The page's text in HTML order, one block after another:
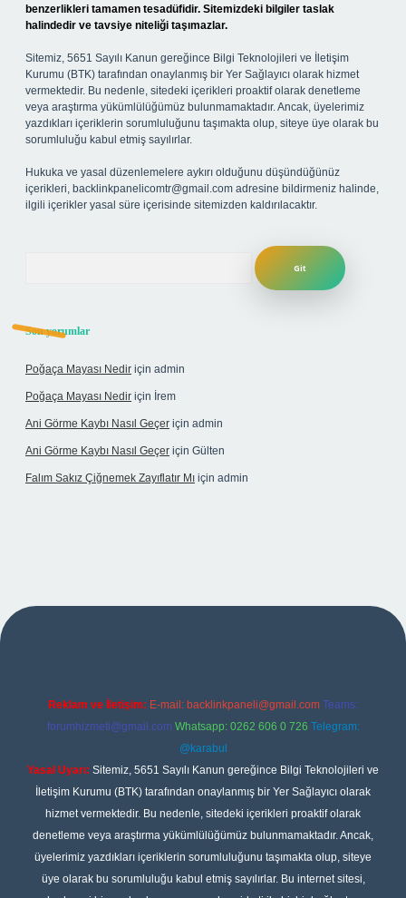
benzerlikleri tamamen tesadüfidir. Sitemizdeki bilgiler taslak
halindedir ve tavsiye niteliği taşımazlar.
Sitemiz, 5651 Sayılı Kanun gereğince Bilgi Teknolojileri ve İletişim
Kurumu (BTK) tarafından onaylanmış bir Yer Sağlayıcı olarak hizmet
vermektedir. Bu nedenle, sitedeki içerikleri proaktif olarak denetleme
veya araştırma yükümlülüğümüz bulunmamaktadır. Ancak, üyelerimiz
yazdıkları içeriklerin sorumluluğunu taşımakta olup, siteye üye olarak bu
sorumluluğu kabul etmiş sayılırlar.
Hukuka ve yasal düzenlemelere aykırı olduğunu düşündüğünüz
içerikleri, backlinkpanelicomtr@gmail.com adresine bildirmeniz halinde,
ilgili içerikler yasal süre içerisinde sitemizden kaldırılacaktır.
Son yorumlar
Poğaça Mayası Nedir için admin
Poğaça Mayası Nedir için İrem
Ani Görme Kaybı Nasıl Geçer için admin
Ani Görme Kaybı Nasıl Geçer için Gülten
Falım Sakız Çiğnemek Zayıflatır Mı için admin
Reklam ve İletişim: E-mail: backlinkpaneli@gmail.com Teams:
forumhizmeti@gmail.com Whatsapp: 0262 606 0 726 Telegram:
@karabul
Yasal Uyarı: Sitemiz, 5651 Sayılı Kanun gereğince Bilgi Teknolojileri ve
İletişim Kurumu (BTK) tarafından onaylanmış bir Yer Sağlayıcı olarak
hizmet vermektedir. Bu nedenle, sitedeki içerikleri proaktif olarak
denetleme veya araştırma yükümlülüğümüz bulunmamaktadır. Ancak,
üyelerimiz yazdıkları içeriklerin sorumluluğunu taşımakta olup, siteye
üye olarak bu sorumluluğu kabul etmiş sayılırlar. Bu internet sitesi,